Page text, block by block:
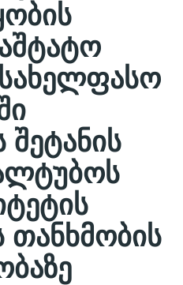
სახელფასო
თანხმობის